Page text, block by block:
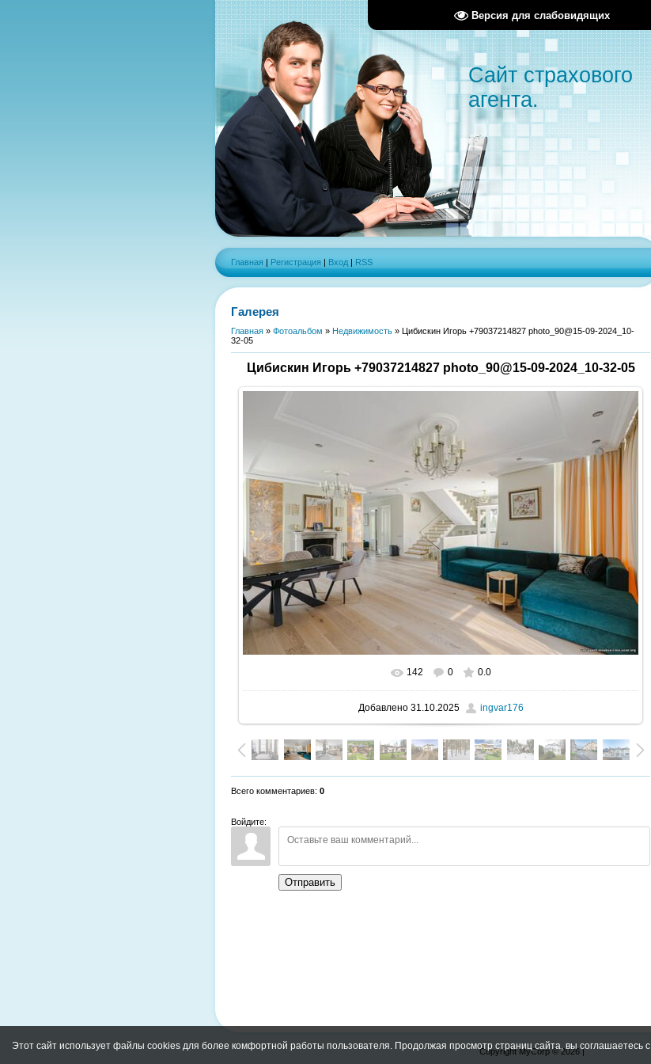
Версия для слабовидящих
Сайт страхового
агента.
Главная | Регистрация | Вход | RSS
Галерея
Главная » Фотоальбом » Недвижимость » Цибискин Игорь +79037214827 photo_90@15-09-2024_10-
32-05
Цибискин Игорь +79037214827 photo_90@15-09-2024_10-32-05
В реальном размере 1600x1067
142 0 0.0
Добавлено31.10.2025 ingvar176
Всего комментариев: 0
Войдите:
Отправить
Copyright MyCorp © 2026|
Этот сайт использует файлы cookies для более комфортной работы пользователя. Продолжая просмотр страниц сайта, вы соглашаетесь с